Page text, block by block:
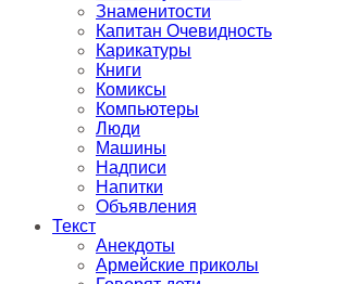
Знаменитости
Капитан Очевидность
Карикатуры
Книги
Комиксы
Компьютеры
Люди
Машины
Надписи
Напитки
Объявления
Текст
Анекдоты
Армейские приколы